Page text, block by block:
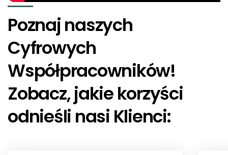
Poznaj naszych
Cyfrowych
Współpracowników!
Zobacz, jakie korzyści
odnieśli nasi Klienci: